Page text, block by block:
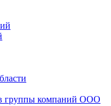
группы компаний ООО